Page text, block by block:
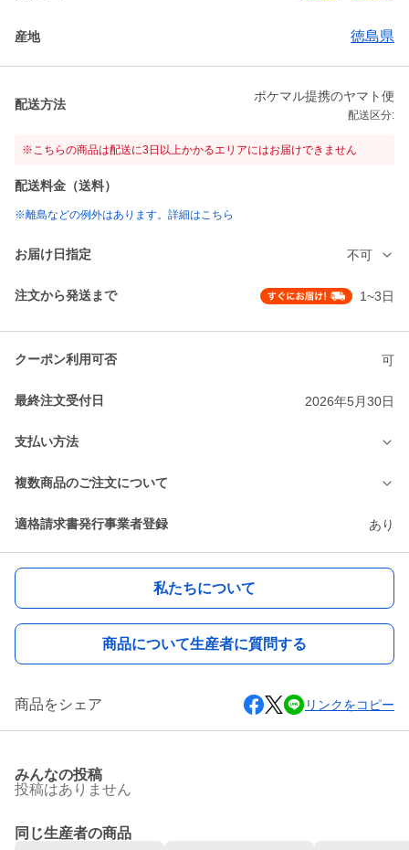
産地 徳島県
配送方法
ポケマル提携のヤマト便
配送区分:
※こちらの商品は配送に3日以上かかるエリアにはお届けできません
配送料金（送料）
※離島などの例外はあります。詳細はこちら
お届け日指定 不可
注文から発送まで 1~3日
クーポン利用可否 可
最終注文受付日 2026年5月30日
支払い方法
複数商品のご注文について
適格請求書発行事業者登録 あり
私たちについて
商品について生産者に質問する
商品をシェア リンクをコピー
みんなの投稿
投稿はありません
同じ生産者の商品